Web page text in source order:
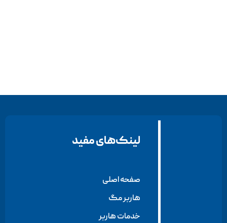
لینک‌های مفید
صفحه اصلی
هاربر مگ
خدمات هاربر